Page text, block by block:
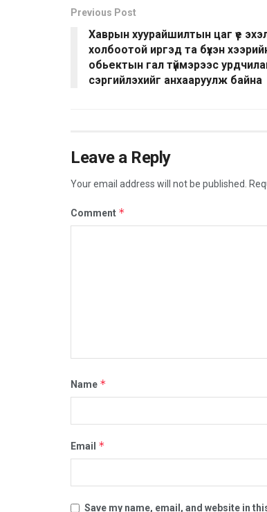
Previous Post
Хаврын хуурайшилтын цаг үе
холбоотой иргэд та бүхэн
обьектын гал түймэрээс
сэргийлэхийг анхааруулж байна
Leave a Reply
Your email address will not be published.
Comment *
Name *
Email *
Save my name, email, and website in